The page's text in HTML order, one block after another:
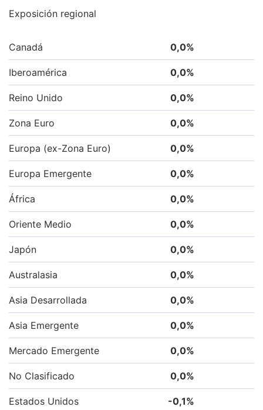
Exposición regional
Canadá 0,0%
Iberoamérica 0,0%
Reino Unido 0,0%
Zona Euro 0,0%
Europa (ex-Zona Euro) 0,0%
Europa Emergente 0,0%
África 0,0%
Oriente Medio 0,0%
Japón 0,0%
Australasia 0,0%
Asia Desarrollada 0,0%
Asia Emergente 0,0%
Mercado Emergente 0,0%
No Clasificado 0,0%
Estados Unidos -0,1%